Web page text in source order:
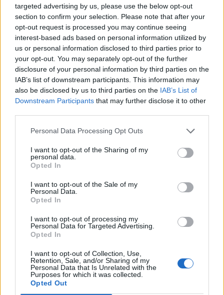
targeted advertising by us, please use the below opt-out
section to confirm your selection. Please note that after your
opt-out request is processed you may continue seeing
interest-based ads based on personal information utilized by
us or personal information disclosed to third parties prior to
your opt-out. You may separately opt-out of the further
disclosure of your personal information by third parties on the
IAB’s list of downstream participants. This information may
also be disclosed by us to third parties on the IAB’s List of
Downstream Participants that may further disclose it to other
Personal Data Processing Opt Outs
I want to opt-out of the Sharing of my
personal data.
Opted In
I want to opt-out of the Sale of my
Personal Data.
Opted In
I want to opt-out of processing my
Personal Data for Targeted Advertising.
Opted In
I want to opt-out of Collection, Use,
Retention, Sale, and/or Sharing of my
Personal Data that Is Unrelated with the
Purposes for which it was collected.
Opted Out
MTI
2020. április 12. 15:54
Mérsékelt ütemben nőtt Szlovéniában és
Horvátországban a koronavírussal fertőzöttek
száma; mindkét országban szigorúan lépnek fel a
hatóságok a korlátozások megszegőivel szemben.
Szlovéniában a hivatalos közlés szerint egy nap alatt 17-tel
1205-re emelkedett a koronavírussal igazoltan fertőzöttek
száma. Eddig 53-an haltak meg a járvány következtében,
megjelenése óta 34 851 koronavírustesztet végeztek az
országban, a diagnosztizált betegek közül 35-öt ápolnak
A keresett cikk a portfolio.hu hírarchívumához
tartozik, melynek olvasása előfizetéses
regisztrációhoz kötött.
Az előfizetés a következőket tartalmazza:
Portfolio.hu teljes cikkarchívum